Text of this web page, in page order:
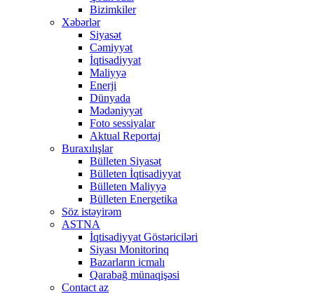
Bizimkiler
Xəbərlər
Siyasət
Cəmiyyət
İqtisadiyyat
Maliyyə
Enerji
Dünyada
Mədəniyyət
Foto sessiyalar
Aktual Reportaj
Buraxılışlar
Bülleten Siyasət
Bülleten İqtisadiyyat
Bülleten Maliyyə
Bülleten Energetika
Söz istəyirəm
ASTNA
İqtisadiyyat Göstəriciləri
Siyası Monitorinq
Bazarların icmalı
Qarabağ münaqişəsi
Contact az